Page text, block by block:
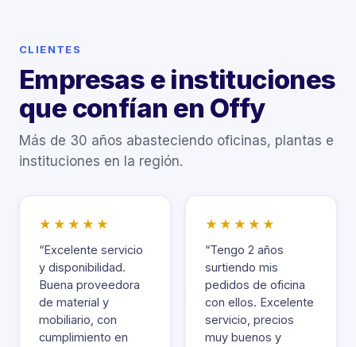
CLIENTES
Empresas e instituciones
que confían en Offy
Más de 30 años abasteciendo oficinas, plantas e
instituciones en la región.
★★★★★
“Excelente servicio
y disponibilidad.
Buena proveedora
de material y
mobiliario, con
cumplimiento en
★★★★★
“Tengo 2 años
surtiendo mis
pedidos de oficina
con ellos. Excelente
servicio, precios
muy buenos y